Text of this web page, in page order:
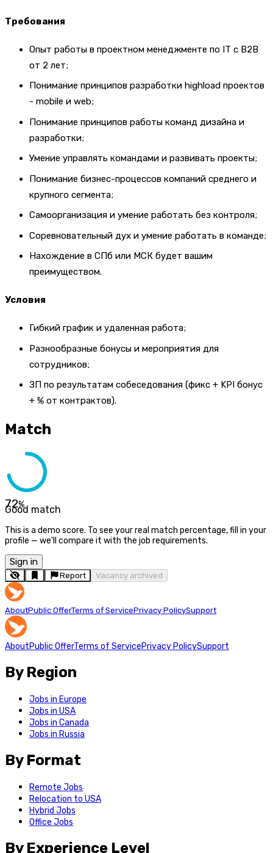
Требования
Опыт работы в проектном менеджменте по IT с B2B
от 2 лет;
Понимание принципов разработки highload проектов
- mobile и web;
Понимание принципов работы команд дизайна и
разработки;
Умение управлять командами и развивать проекты;
Понимание бизнес-процессов компаний среднего и
крупного сегмента;
Самоорганизация и умение работать без контроля;
Соревновательный дух и умение работать в команде;
Нахождение в СПб или МСК будет вашим
преимуществом.
Условия
Гибкий график и удаленная работа;
Разнообразные бонусы и мероприятия для
сотрудников;
ЗП по результатам собеседования (фикс + KPI бонус
+ % от контрактов).
Match
72%
Good match
This is a demo score. To see your real match percentage, fill in your
profile — we'll compare it with the job requirements.
Sign in
Report Vacancy archived
AboutPublic OfferTerms of ServicePrivacy PolicySupport
AboutPublic OfferTerms of ServicePrivacy PolicySupport
By Region
Jobs in Europe
Jobs in USA
Jobs in Canada
Jobs in Russia
By Format
Remote Jobs
Relocation to USA
Hybrid Jobs
Office Jobs
By Experience Level